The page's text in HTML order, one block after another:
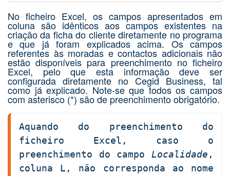
No ficheiro Excel, os campos apresentados em
coluna são idênticos aos campos existentes na
criação da ficha do cliente diretamente no programa
e que já foram explicados acima. Os campos
referentes às moradas e contactos adicionais não
estão disponíveis para preenchimento no ficheiro
Excel, pelo que esta informação deve ser
configurada diretamente no Cegid Business, tal
como já explicado. Note-se que todos os campos
com asterisco (*) são de preenchimento obrigatório.
Aquando do preenchimento do
ficheiro Excel, caso o
preenchimento do campo Localidade ,
coluna L, não corresponda ao nome